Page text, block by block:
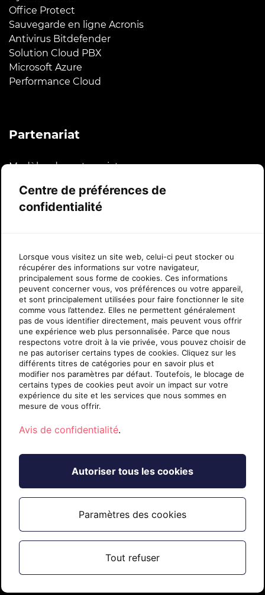
Office Protect
Sauvegarde en ligne Acronis
Antivirus Bitdefender
Solution Cloud PBX
Microsoft Azure
Performance Cloud
Partenariat
Modèles de partenariat
Programme CSP de Microsoft
Histoires à succès
À propos de Sherweb
À propos de nous
Nouvelles
Distinctions
Documentation juridique
Carrières
Contact
© Sherweb, 2026 — Tous droits réservés /
confidentialité/Exercez vos droits
CA Français
X Linkedin
Facebook
Instagram
YouTube
Centre de préférences de
confidentialité
Lorsque vous visitez un site web, celui-ci peut stocker ou
récupérer des informations sur votre navigateur,
principalement sous forme de cookies. Ces informations
peuvent concerner vous, vos préférences ou votre appareil,
et sont principalement utilisées pour faire fonctionner le site
comme vous l’attendez. Elles ne permettent généralement
pas de vous identifier directement, mais peuvent vous offrir
une expérience web plus personnalisée. Parce que nous
respectons votre droit à la vie privée, vous pouvez choisir de
ne pas autoriser certains types de cookies. Cliquez sur les
différents titres de catégories pour en savoir plus et
modifier nos paramètres par défaut. Toutefois, le blocage de
certains types de cookies peut avoir un impact sur votre
expérience du site et les services que nous sommes en
mesure de vous offrir.
Avis de confidentialité.
Autoriser tous les cookies
Paramètres des cookies
Tout refuser